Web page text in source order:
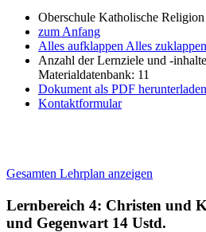
Oberschule Katholische
zum Anfang
Alles aufklappen Alles zuklappen
Anzahl der Lernziele und -
Materialdatenbank: 11
Dokument als PDF herunterladen
Kontaktformular
Gesamten Lehrplan anzeigen
Lernbereich 4: Christen und
und Gegenwart 14 Ustd.